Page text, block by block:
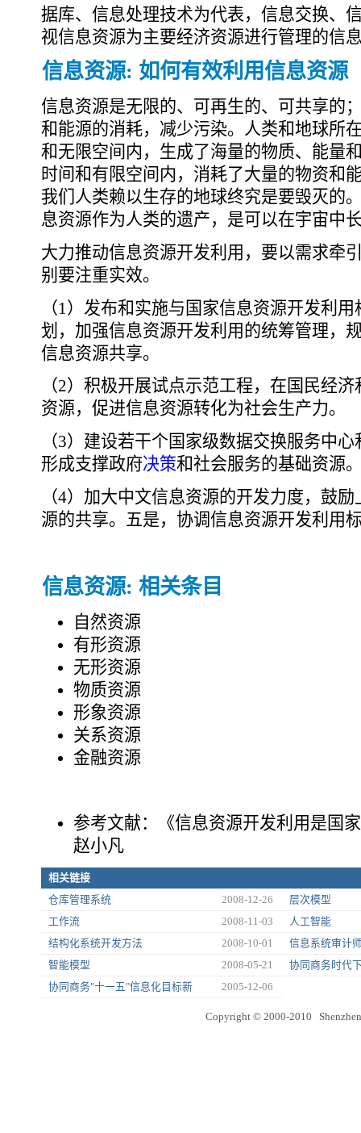
据库、信息处理技术为代表，信息交换、
视信息资源为主要经济资源进行管理的信
信息资源: 如何有效利用信息资源
信息资源是无限的、可再生的、可共享的
和能源的消耗，减少污染。人类和地球所
和无限空间内，生成了海量的物质、能量
时间和有限空间内，消耗了大量的物资和
我们人类赖以生存的地球终究是要毁灭的
息资源作为人类的遗产，是可以在宇宙中
大力推动信息资源开发利用，要以需求牵
别要注重实效。
（1）发布和实施与国家信息资源开发利
划，加强信息资源开发利用的统筹管理，
信息资源共享。
（2）积极开展试点示范工程，在国民经
资源，促进信息资源转化为社会生产力。
（3）建设若干个国家级数据交换服务中
形成支撑政府决策和社会服务的基础资源
（4）加大中文信息资源的开发力度，鼓
源的共享。五是，协调信息资源开发利用
信息资源: 相关条目
自然资源
有形资源
无形资源
物质资源
形象资源
关系资源
金融资源
参考文献：《信息资源开发利用是国
赵小凡
相关链接
仓库管理系统
2008-12-26
层次模型
工作流
2008-11-03
人工智能
结构化系统开发方法
2008-10-01
信息系统审计
智能模型
2008-05-21
协同商务时代
协同商务"十一五"信息化目标新
2005-12-06
Copyright © 2000-2010